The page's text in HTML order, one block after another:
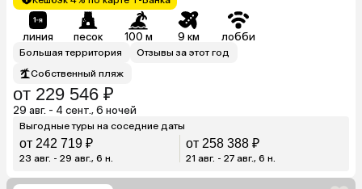
линия песок 100 м 9 км лобби
Большая территория
Отзывы за этот год
Собственный пляж
от 229 546 ₽
29 авг. - 4 сент., 6 ночей
Выгодные туры на соседние даты
от 242 719 ₽
23 авг. - 29 авг., 6 н.
от 258 388 ₽
21 авг. - 27 авг., 6 н.